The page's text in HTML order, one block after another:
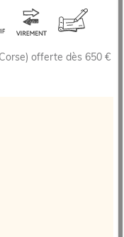
offerte dès 650 €